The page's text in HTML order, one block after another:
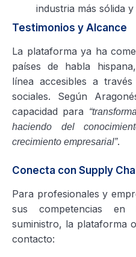
industria más sólida y
Testimonios y Alcance
La plataforma ya ha
países de habla
línea accesibles a
sociales. Según
capacidad para
haciendo del
crecimiento empresarial”.
Conecta con Supply
Para profesionales y
sus competencias
suministro, la plataforma
contacto: